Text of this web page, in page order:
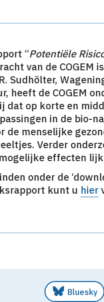
“Potentiële
van de COGEM
Sudhölter,
heeft de COGEM
dat op korte en
in de bio-
de menselijke
Verder
effecten
onder de
kunt u hier
Bluesky